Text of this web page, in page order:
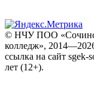
© НЧУ ПОО
колледж»,
ссылка на сайт sgek-
лет (12+).